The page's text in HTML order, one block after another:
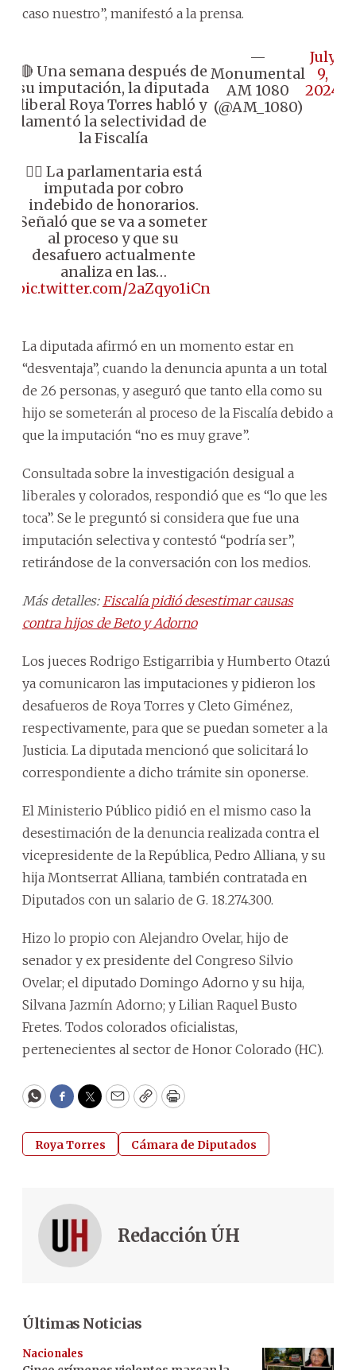
caso nuestro”, manifestó a la prensa.
🔴 Una semana después de
su imputación, la diputada
liberal Roya Torres habló y
lamentó la selectividad de
la Fiscalía
👉🏼 La parlamentaria está
imputada por cobro
indebido de honorarios.
Señaló que se va a someter
al proceso y que su
desafuero actualmente
analiza en las…
pic.twitter.com/2aZqyo1iCn
—
Monumental
AM 1080
(@AM_1080)
July
9,
2024
La diputada afirmó en un momento estar en
“desventaja”, cuando la denuncia apunta a un total
de 26 personas, y aseguró que tanto ella como su
hijo se someterán al proceso de la Fiscalía debido a
que la imputación “no es muy grave”.
Consultada sobre la investigación desigual a
liberales y colorados, respondió que es “lo que les
toca”. Se le preguntó si considera que fue una
imputación selectiva y contestó “podría ser”,
retirándose de la conversación con los medios.
Más detalles: Fiscalía pidió desestimar causas
contra hijos de Beto y Adorno
Los jueces Rodrigo Estigarribia y Humberto Otazú
ya comunicaron las imputaciones y pidieron los
desafueros de Roya Torres y Cleto Giménez,
respectivamente, para que se puedan someter a la
Justicia. La diputada mencionó que solicitará lo
correspondiente a dicho trámite sin oponerse.
El Ministerio Público pidió en el mismo caso la
desestimación de la denuncia realizada contra el
vicepresidente de la República, Pedro Alliana, y su
hija Montserrat Alliana, también contratada en
Diputados con un salario de G. 18.274.300.
Hizo lo propio con Alejandro Ovelar, hijo de
senador y ex presidente del Congreso Silvio
Ovelar; el diputado Domingo Adorno y su hija,
Silvana Jazmín Adorno; y Lilian Raquel Busto
Fretes. Todos colorados oficialistas,
pertenecientes al sector de Honor Colorado (HC).
WhatsApp
Facebook
Twitter
EmailCopyPrint
Roya Torres Cámara de Diputados
Redacción ÚH
Últimas Noticias
Nacionales